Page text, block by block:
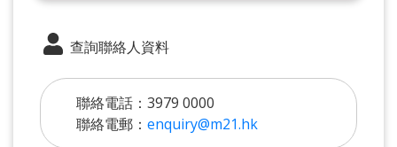
查詢聯絡人資料
聯絡電話：3979 0000
聯絡電郵： enquiry@m21.hk